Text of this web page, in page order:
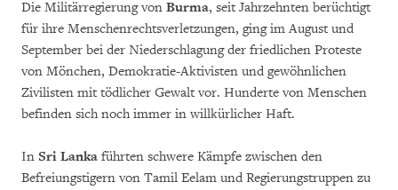
Die Militärregierung von Burma, seit Jahrzehnten berüchtigt
für ihre Menschenrechtsverletzungen, ging im August und
September bei der Niederschlagung der friedlichen Proteste
von Mönchen, Demokratie-Aktivisten und gewöhnlichen
Zivilisten mit tödlicher Gewalt vor. Hunderte von Menschen
befinden sich noch immer in willkürlicher Haft.
In Sri Lanka führten schwere Kämpfe zwischen den
Befreiungstigern von Tamil Eelam und Regierungstruppen zu